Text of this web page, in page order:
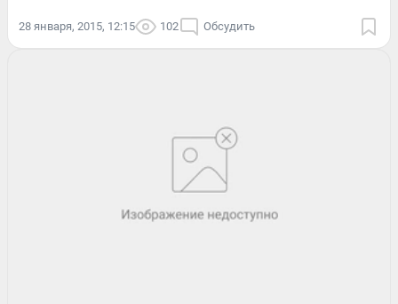
28 января, 2015, 12:15 102 Обсудить